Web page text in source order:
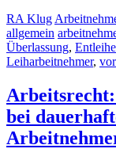
RA Klug
allgemein
Überlassung,
Leiharbeitnehmer,
bei